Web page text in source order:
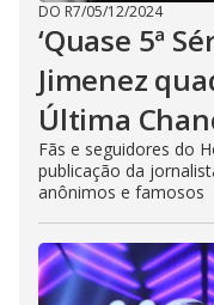
DO R7/05/12/2024
‘Quase 5ª
Jimenez
Última
Fãs e seguidores do
publicação da
anônimos e famosos